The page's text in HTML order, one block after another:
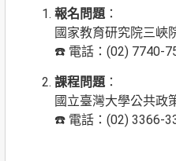
報名問題：
國家教育研究院三峽
☎️ 電話：(02) 7740-
課程問題：
國立臺灣大學公共政
☎️ 電話：(02) 3366-